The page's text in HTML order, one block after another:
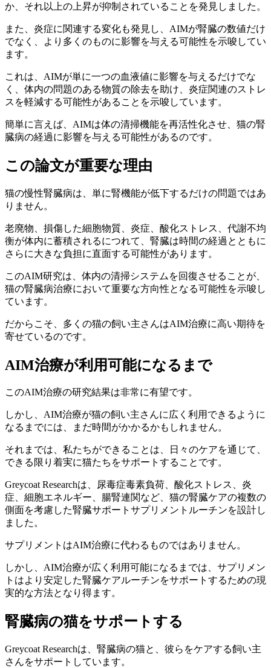
か、それ以上の上昇が抑制されていることを発見しました。
また、炎症に関連する変化も発見し、AIMが腎臓の数値だけ
でなく、より多くのものに影響を与える可能性を示唆してい
ます。
これは、AIMが単に一つの血液値に影響を与えるだけでな
く、体内の問題のある物質の除去を助け、炎症関連のストレ
スを軽減する可能性があることを示唆しています。
簡単に言えば、AIMは体の清掃機能を再活性化させ、猫の腎
臓病の経過に影響を与える可能性があるのです。
この論文が重要な理由
猫の慢性腎臓病は、単に腎機能が低下するだけの問題ではあ
りません。
老廃物、損傷した細胞物質、炎症、酸化ストレス、代謝不均
衡が体内に蓄積されるにつれて、腎臓は時間の経過とともに
さらに大きな負担に直面する可能性があります。
このAIM研究は、体内の清掃システムを回復させることが、
猫の腎臓病治療において重要な方向性となる可能性を示唆し
ています。
だからこそ、多くの猫の飼い主さんはAIM治療に高い期待を
寄せているのです。
AIM治療が利用可能になるまで
このAIM治療の研究結果は非常に有望です。
しかし、AIM治療が猫の飼い主さんに広く利用できるように
なるまでには、まだ時間がかかるかもしれません。
それまでは、私たちができることは、日々のケアを通じて、
できる限り着実に猫たちをサポートすることです。
Greycoat Researchは、尿毒症毒素負荷、酸化ストレス、炎
症、細胞エネルギー、腸腎連関など、猫の腎臓ケアの複数の
側面を考慮した腎臓サポートサプリメントルーチンを設計し
ました。
サプリメントはAIM治療に代わるものではありません。
しかし、AIM治療が広く利用可能になるまでは、サプリメン
トはより安定した腎臓ケアルーチンをサポートするための現
実的な方法となり得ます。
腎臓病の猫をサポートする
Greycoat Researchは、腎臓病の猫と、彼らをケアする飼い主
さんをサポートしています。